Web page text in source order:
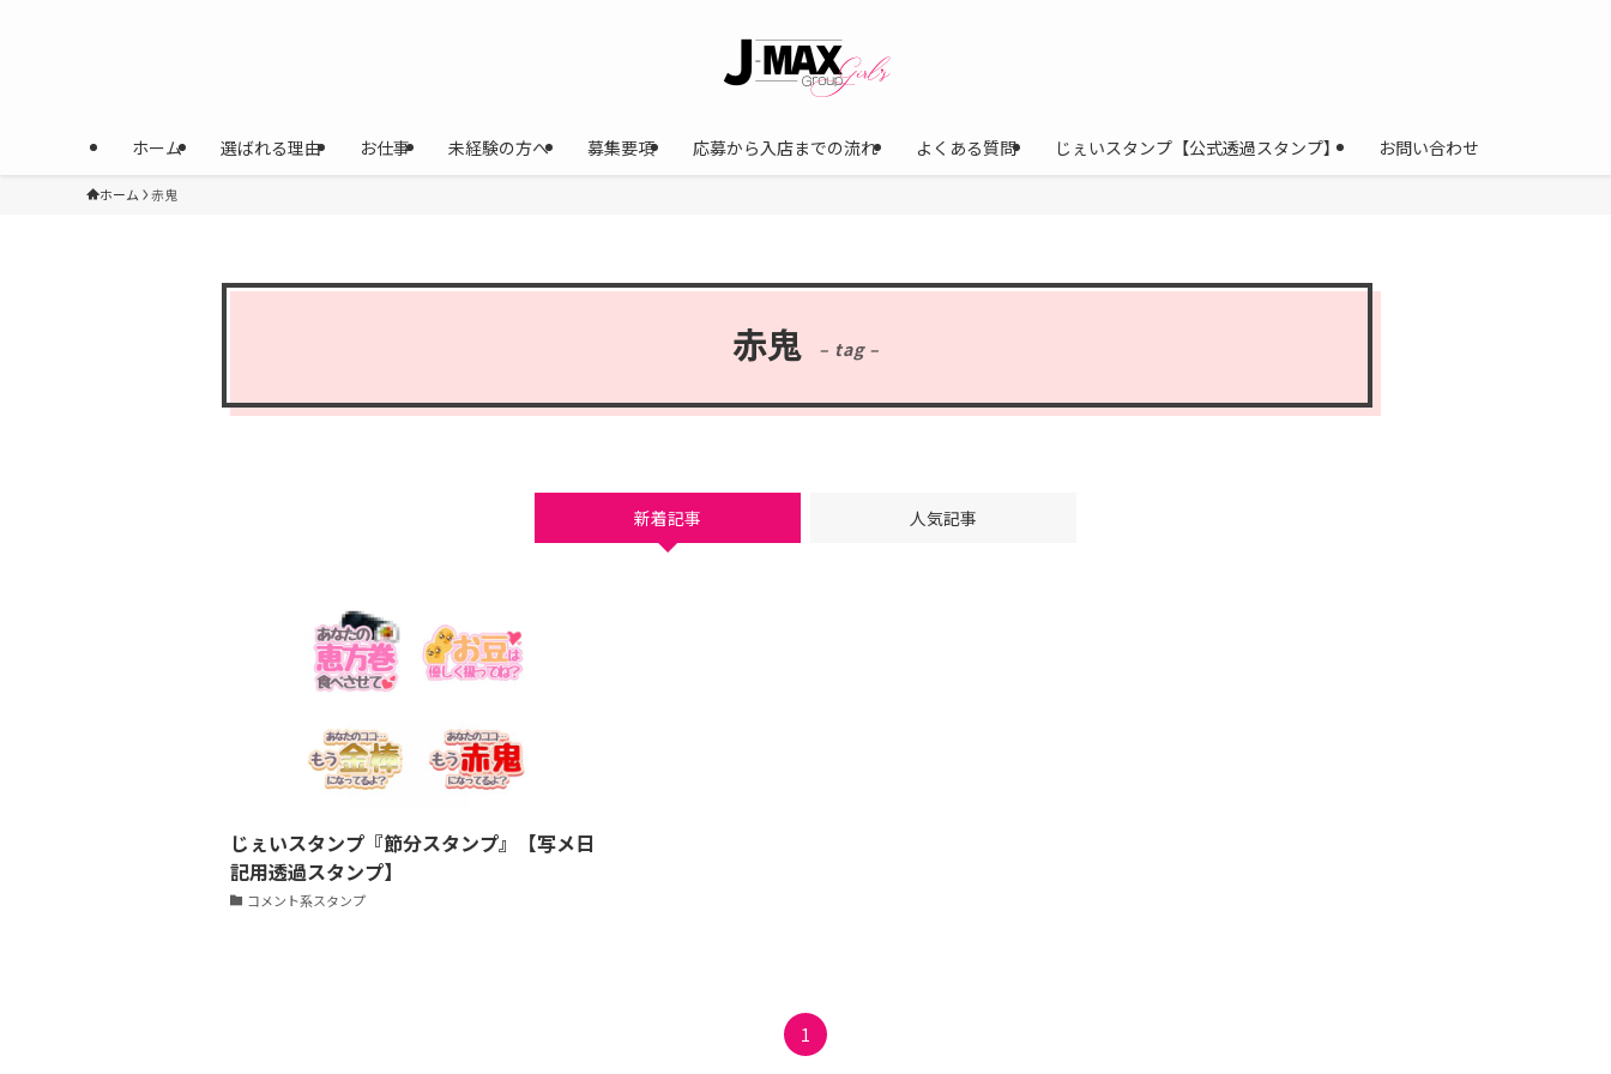
ホーム 選ばれる理由 お仕事 未経験の方へ 募集要項 応募から入店までの流れ よくある質問 じぇいスタンプ【公式透過スタンプ】 お問い合わせ
ホーム 赤鬼
赤鬼 – tag –
新着記事 人気記事
じぇいスタンプ『節分スタンプ』【写メ日
記用透過スタンプ】
コメント系スタンプ
1